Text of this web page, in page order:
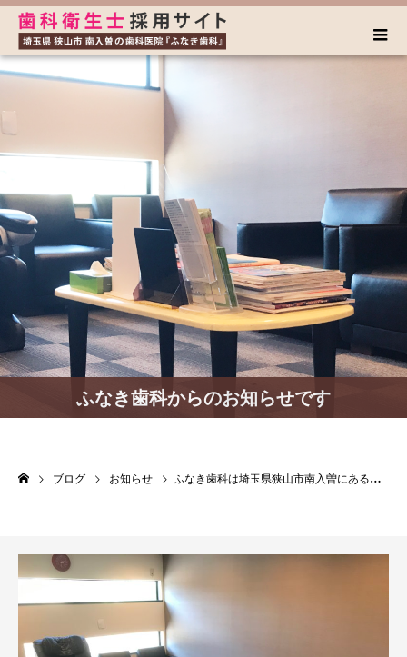
ふなき歯科からのお知らせです
ブログ お知らせ ふなき歯科は埼玉県狭山市南入曽にある歯科医院です